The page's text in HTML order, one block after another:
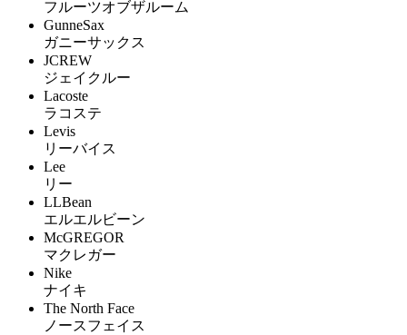
フルーツオブザルーム
GunneSax
ガニーサックス
JCREW
ジェイクルー
Lacoste
ラコステ
Levis
リーバイス
Lee
リー
LLBean
エルエルビーン
McGREGOR
マクレガー
Nike
ナイキ
The North Face
ノースフェイス